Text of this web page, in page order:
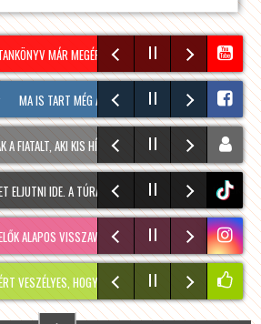
MÁR MEGÉRKEZETT SOPRONBA A KÖVETKEZŐ
MA IS TART MÉG A SOPRONI BORÜNNEP, 20 ÓRAKOR
FIATALT, AKI KIS HÍJÁN MEGÖLT EGY 28 ÉVES FÉRFIT
IDE. A TÚRA A PREINER GSCHEID PARKOLÓBÓL
tiktok
VISSZAVÁ… RÉGMÚLT KIRAKATA, AMÉLIE MÓDRA
HOGYAN KERÜLHETETT IDE, ÉS MIKOR